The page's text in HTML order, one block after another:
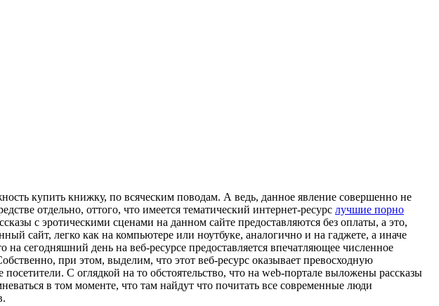
купить книжку, по всяческим поводам. А ведь, данное явление совершенно не
отдельно, оттого, что имеется тематический интернет-ресурс лучшие порно
с эротическими сценами на данном сайте предоставляются без оплаты, а это,
сайт, легко как на компьютере или ноутбуке, аналогично и на гаджете, а иначе
сегодняшний день на веб-ресурсе предоставляется впечатляющее численное
при этом, выделим, что этот веб-ресурс оказывает превосходную
С оглядкой на то обстоятельство, что на web-портале выложены рассказы
в том моменте, что там найдут что почитать все современные люди